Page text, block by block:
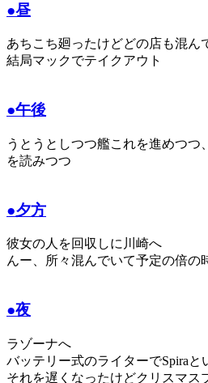
●昼
あちこち廻ったけどどの店も混ん
結局マックでテイクアウト
●午後
うとうとしつつ艦これを進めつつ
を読みつつ
●夕方
彼女の人を回収しに川崎へ
んー、所々混んでいて予定の倍の
●夜
ラゾーナへ
バッテリー式のライターでSpiraと
それを遅くなったけどクリスマス